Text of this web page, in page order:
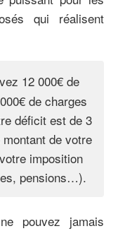
qui réalisent
12 000€ de
de charges
déficit est de 3
de votre
imposition
pensions…).
pouvez jamais